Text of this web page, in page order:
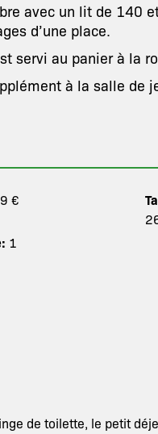
avec un lit de 140
d’une place.
servi au panier à la
à la salle de
€
1
de toilette, le petit